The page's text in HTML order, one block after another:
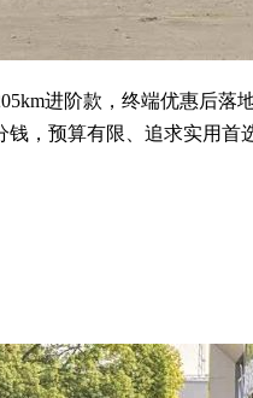
进阶款，终端优惠后落
，预算有限、追求实用首